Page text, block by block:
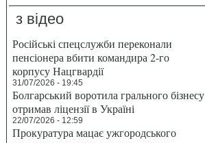
з відео
Російські спецслужби переконали
пенсіонера вбити командира 2-го
корпусу Нацгвардії
31/07/2026 - 19:45
Болгарський воротила грального бізнесу
отримав ліцензії в Україні
22/07/2026 - 12:59
Прокуратура мацає ужгородського